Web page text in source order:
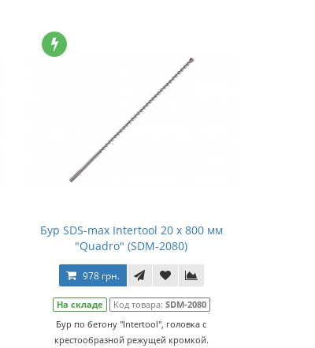
Бур SDS-max Intertool 20 х 800 мм
"Quadro" (SDM-2080)
978 грн.
На складе Код товара: SDM-2080
Бур по бетону "Intertool", головка с
крестообразной режущей кромкой.